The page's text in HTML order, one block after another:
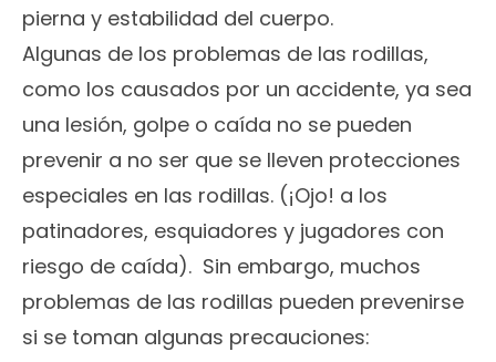
pierna y estabilidad del cuerpo.
Algunas de los problemas de las rodillas,
como los causados por un accidente, ya sea
una lesión, golpe o caída no se pueden
prevenir a no ser que se lleven protecciones
especiales en las rodillas. (¡Ojo! a los
patinadores, esquiadores y jugadores con
riesgo de caída). Sin embargo, muchos
problemas de las rodillas pueden prevenirse
si se toman algunas precauciones: